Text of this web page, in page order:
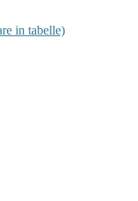
in tabelle)